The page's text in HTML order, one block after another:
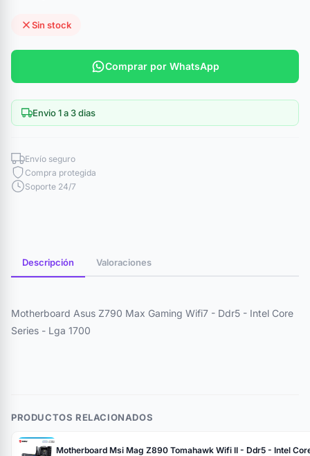
Sin stock
Comprar por WhatsApp
Envio 1 a 3 dias
Envío seguro
Compra protegida
Soporte 24/7
Descripción Valoraciones
Motherboard Asus Z790 Max Gaming Wifi7 - Ddr5 - Intel Core
Series - Lga 1700
PRODUCTOS RELACIONADOS
Motherboard Msi Mag Z890 Tomahawk Wifi II - Ddr5 - Intel